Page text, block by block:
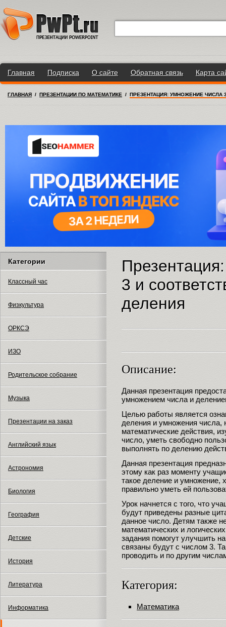
Главная Подписка О сайте Обратная связь Карта
ГЛАВНАЯ / ПРЕЗЕНТАЦИИ ПО МАТЕМАТИКЕ / ПРЕЗЕНТАЦИЯ: УМНОЖЕНИЕ ЧИСЛА
Категории
Классный час
Физкультура
ОРКСЭ
ИЗО
Родительское собрание
Музыка
Презентации на заказ
Английский язык
Астрономия
Биология
География
Детские
История
Литература
Информатика
3 и
деления
Описание:
Данная презентация
умножением числа и
Целью работы является
деления и умножения числа,
математические действия,
число, уметь свободно
выполнять по делению
Данная презентация
этому как раз моменту
такое деление и умножение,
правильно уметь ей
Урок начнется с того, что
будут приведены разные
данное число. Детям также
математических и
задания помогут улучшить
связаны будут с числом 3.
проводить и по другим
Категория:
Математика